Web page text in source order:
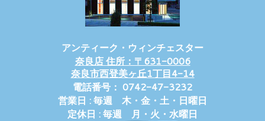
アンティーク・ウィンチェスター
奈良店 住所：〒631-0006
奈良市西登美ヶ丘1丁目4-14
電話番号： 0742-47-3232
営業日 : 毎週 木・金・土・日曜日
定休日 : 毎週 月・火・水曜日